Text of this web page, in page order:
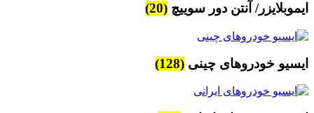
ایموبلایزر/ آنتن دور سوییچ (20)
ایسیو خودروهای چینی (128)